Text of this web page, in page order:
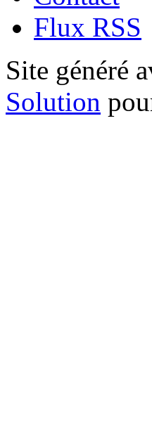
Flux RSS
Site généré
Solution